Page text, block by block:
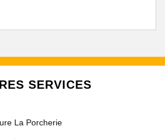
SERVICES
La Porcherie